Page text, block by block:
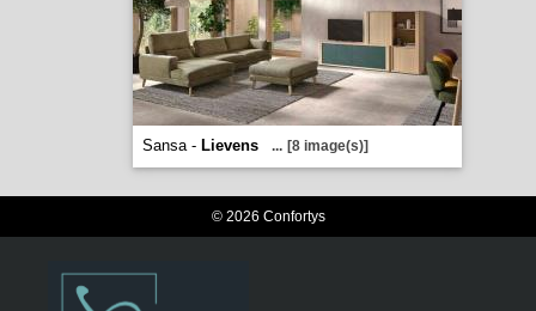
Sansa - Lievens ... [8 image(s)]
© 2026 Confortys